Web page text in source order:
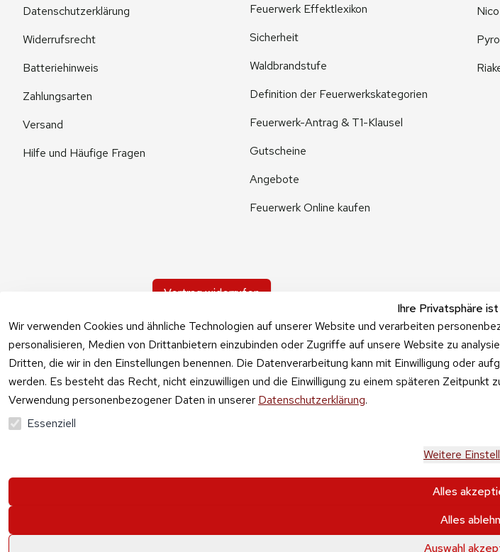
Ihre Privatsphäre
Wir verwenden Cookies und ähnliche Technologien auf unserer Website und verarbeiten
personalisieren, Medien von Drittanbietern einzubinden oder Zugriffe auf unsere Website zu
Dritten, die wir in den Einstellungen benennen. Die Datenverarbeitung kann mit Einwilligung oder
werden. Es besteht das Recht, nicht einzuwilligen und die Einwilligung zu einem späteren Zeitpunkt
Verwendung personenbezogener Daten in unserer Datenschutzerklärung.
Essenziell
Weitere
Alles
Alles
Auswahl
Datenschutzerklärung
Widerrufsrecht
Batteriehinweis
Zahlungsarten
Versand
Hilfe und Häufige Fragen
Feuerwerk Effektlexikon
Sicherheit
Waldbrandstufe
Definition der Feuerwerkskategorien
Feuerwerk-Antrag & T1-Klausel
Gutscheine
Angebote
Feuerwerk Online kaufen
Vertrag widerrufen
Alle Preise verstehen sich inkl. der gesetzlichen
Krause & Sohn GmbH Kaufbacher Ring